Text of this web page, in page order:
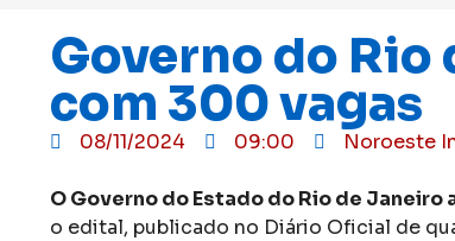
Governo do Rio
com 300 vagas
08/11/2024 09:00 Noroeste
O Governo do Estado do Rio de
o edital, publicado no Diário Oficial de